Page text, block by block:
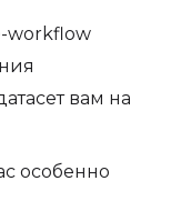
workflow
вам на
особенно